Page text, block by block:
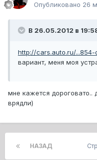
Опубликовано 26
В 26.05.2012 в
http://cars.auto.ru/...854-
вариант, меня моя
мне кажется дороговато..
врядли)
НАЗАД